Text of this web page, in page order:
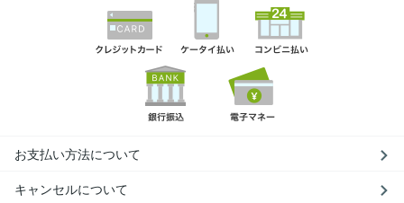
お支払い方法について
キャンセルについて